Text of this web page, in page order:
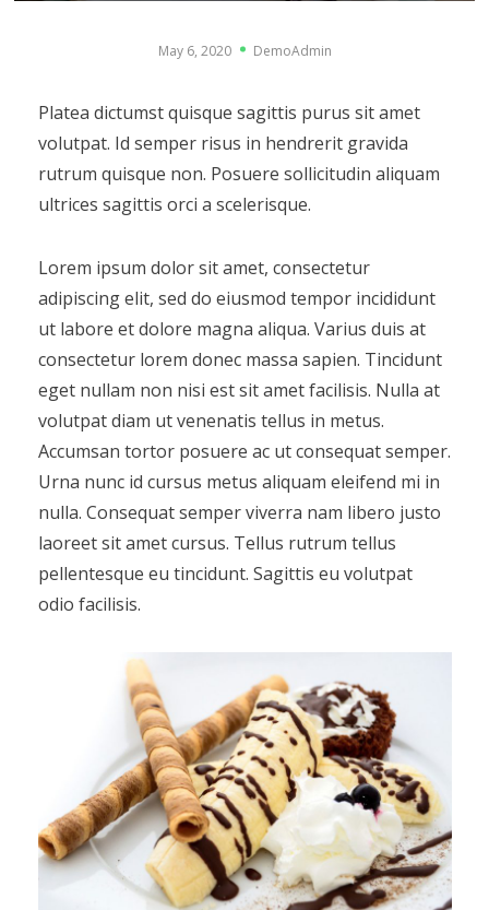
May 6, 2020 DemoAdmin
Platea dictumst quisque sagittis purus sit amet
volutpat. Id semper risus in hendrerit gravida
rutrum quisque non. Posuere sollicitudin aliquam
ultrices sagittis orci a scelerisque.
Lorem ipsum dolor sit amet, consectetur
adipiscing elit, sed do eiusmod tempor incididunt
ut labore et dolore magna aliqua. Varius duis at
consectetur lorem donec massa sapien. Tincidunt
eget nullam non nisi est sit amet facilisis. Nulla at
volutpat diam ut venenatis tellus in metus.
Accumsan tortor posuere ac ut consequat semper.
Urna nunc id cursus metus aliquam eleifend mi in
nulla. Consequat semper viverra nam libero justo
laoreet sit amet cursus. Tellus rutrum tellus
pellentesque eu tincidunt. Sagittis eu volutpat
odio facilisis.